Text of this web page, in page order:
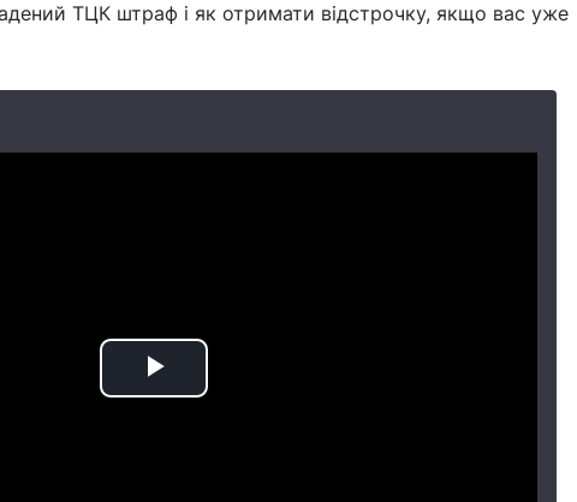
ТЦК штраф і як отримати відстрочку, якщо вас уже
Play